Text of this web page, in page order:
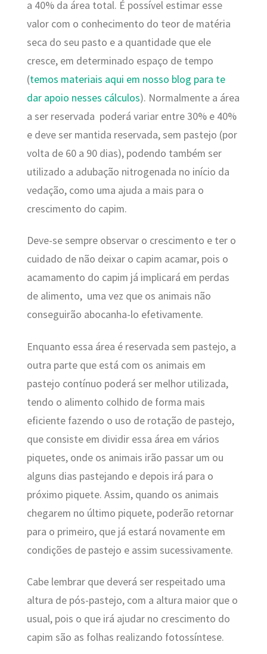
a 40% da área total. É possível estimar esse
valor com o conhecimento do teor de matéria
seca do seu pasto e a quantidade que ele
cresce, em determinado espaço de tempo
(temos materiais aqui em nosso blog para te
dar apoio nesses cálculos). Normalmente a área
a ser reservada poderá variar entre 30% e 40%
e deve ser mantida reservada, sem pastejo (por
volta de 60 a 90 dias), podendo também ser
utilizado a adubação nitrogenada no início da
vedação, como uma ajuda a mais para o
crescimento do capim.
Deve-se sempre observar o crescimento e ter o
cuidado de não deixar o capim acamar, pois o
acamamento do capim já implicará em perdas
de alimento, uma vez que os animais não
conseguirão abocanha-lo efetivamente.
Enquanto essa área é reservada sem pastejo, a
outra parte que está com os animais em
pastejo contínuo poderá ser melhor utilizada,
tendo o alimento colhido de forma mais
eficiente fazendo o uso de rotação de pastejo,
que consiste em dividir essa área em vários
piquetes, onde os animais irão passar um ou
alguns dias pastejando e depois irá para o
próximo piquete. Assim, quando os animais
chegarem no último piquete, poderão retornar
para o primeiro, que já estará novamente em
condições de pastejo e assim sucessivamente.
Cabe lembrar que deverá ser respeitado uma
altura de pós-pastejo, com a altura maior que o
usual, pois o que irá ajudar no crescimento do
capim são as folhas realizando fotossíntese.